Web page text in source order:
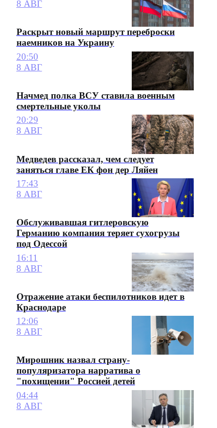
8 АВГ
Раскрыт новый маршрут переброски
наемников на Украину
20:50
8 АВГ
Начмед полка ВСУ ставила военным
смертельные уколы
20:29
8 АВГ
Медведев рассказал, чем следует
заняться главе ЕК фон дер Ляйен
17:43
8 АВГ
Обслуживавшая гитлеровскую
Германию компания теряет сухогрузы
под Одессой
16:11
8 АВГ
Отражение атаки беспилотников идет в
Краснодаре
12:06
8 АВГ
Мирошник назвал страну-
популяризатора нарратива о
"похищении" Россией детей
04:44
8 АВГ